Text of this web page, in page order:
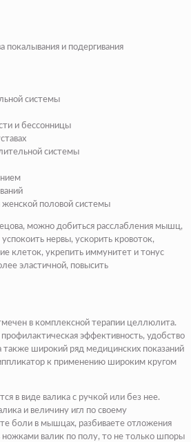
покалывания и подергивания
системы
и бессонницы
системы
половой системы
можно добиться расслабления мышц,
нервы, ускорить кровоток,
клеток, укрепить иммунитет и тонус
эластичной, повысить
в комплексной терапии целлюлита.
профилактическая эффективность, удобство
также широкий ряд медицинских показаний
к применению широким кругом
в виде валика с ручкой или без нее.
и величину игл по своему
боли в мышцах, разбиваете отложения
ножками валик по полу, то не только шпоры